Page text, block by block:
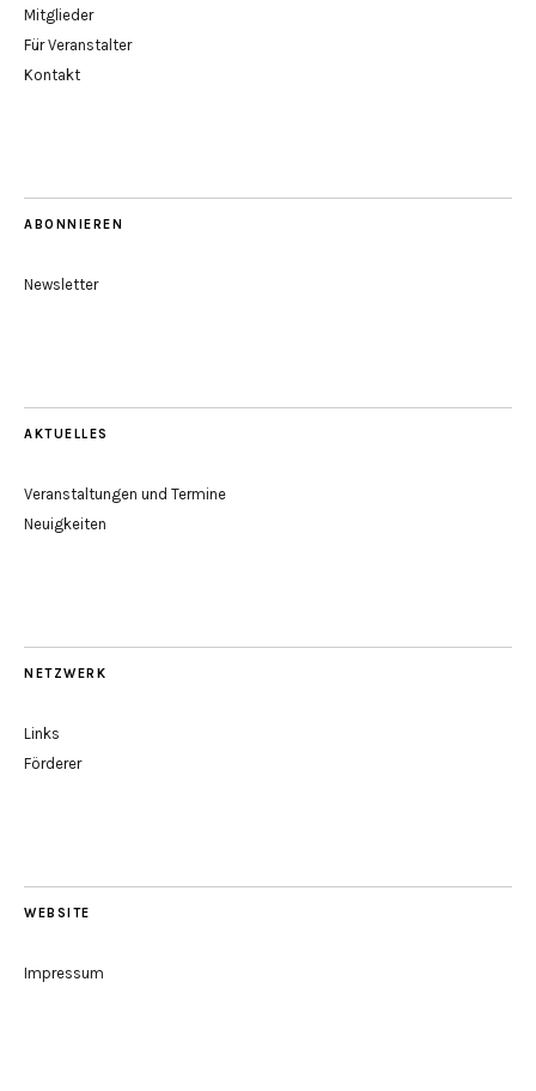
Mitglieder
Für Veranstalter
Kontakt
ABONNIEREN
Newsletter
AKTUELLES
Veranstaltungen und Termine
Neuigkeiten
NETZWERK
Links
Förderer
WEBSITE
Impressum